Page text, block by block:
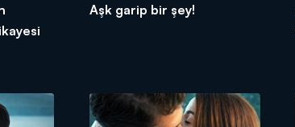
Aşk garip bir şey!